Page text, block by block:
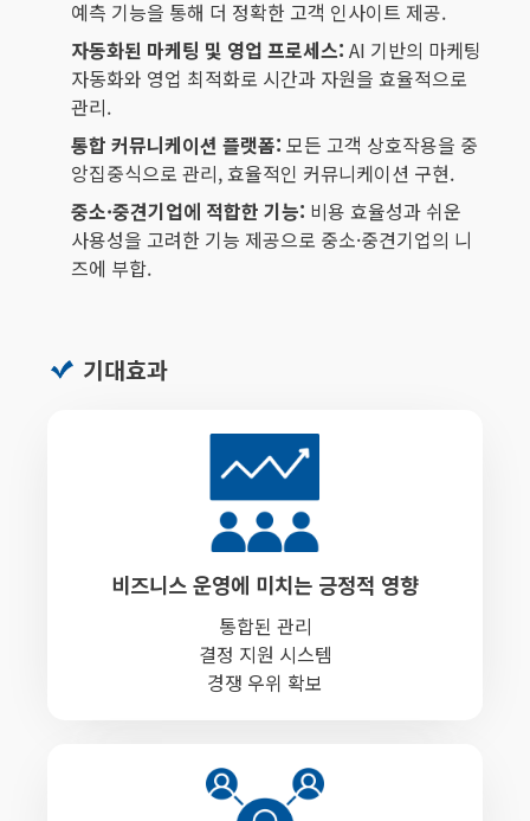
예측 기능을 통해 더 정확한 고객 인사이트 제공.
자동화된 마케팅 및 영업 프로세스: AI 기반의 마케팅
자동화와 영업 최적화로 시간과 자원을 효율적으로
관리.
통합 커뮤니케이션 플랫폼: 모든 고객 상호작용을 중
앙집중식으로 관리, 효율적인 커뮤니케이션 구현.
중소·중견기업에 적합한 기능: 비용 효율성과 쉬운
사용성을 고려한 기능 제공으로 중소·중견기업의 니
즈에 부합.
기대효과
비즈니스 운영에 미치는 긍정적 영향
통합된 관리
결정 지원 시스템
경쟁 우위 확보